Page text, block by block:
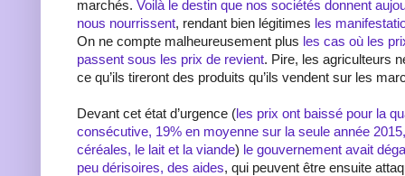
marchés. Voilà le destin que nos sociétés donnent
nous nourrissent, rendant bien légitimes les
On ne compte malheureusement plus les cas où les
passent sous les prix de revient. Pire, les agriculteurs
ce qu’ils tireront des produits qu’ils vendent sur les
Devant cet état d’urgence (les prix ont baissé pour la
consécutive, 19% en moyenne sur la seule année
céréales, le lait et la viande) le gouvernement avait
peu dérisoires, des aides, qui peuvent être ensuite